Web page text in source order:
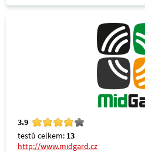
3.9
testů celkem: 13
http://www.midgard.cz